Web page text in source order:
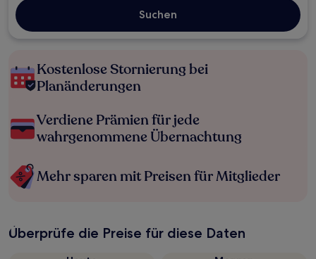
Suchen
Kostenlose Stornierung bei
Planänderungen
Verdiene Prämien für jede
wahrgenommene Übernachtung
Mehr sparen mit Preisen für Mitglieder
Überprüfe die Preise für diese Daten